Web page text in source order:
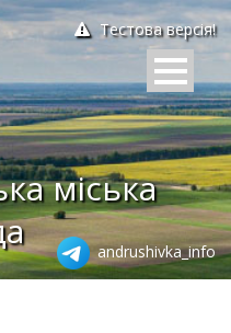
Тестова версія!
міська
andrushivka_info